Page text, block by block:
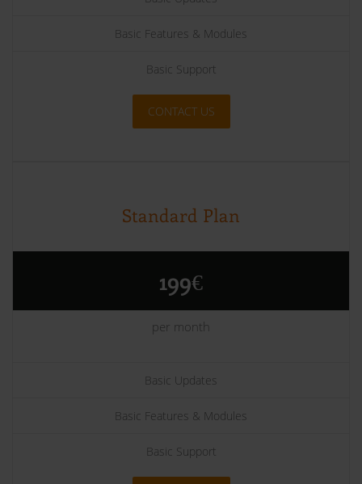
Basic Features & Modules
Basic Support
CONTACT US
Standard Plan
199€
per month
Basic Updates
Basic Features & Modules
Basic Support